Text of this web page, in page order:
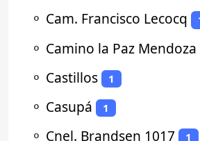
⚬ Cam. Francisco Lecocq
⚬ Camino la Paz Mendoza
⚬ Castillos 1
⚬ Casupá 1
⚬ Cnel. Brandsen 1017 1